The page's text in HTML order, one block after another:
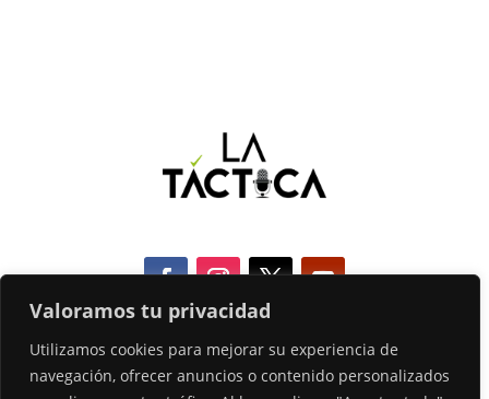
Valoramos tu privacidad
Utilizamos cookies para mejorar su experiencia de
navegación, ofrecer anuncios o contenido personalizados
COOKIES